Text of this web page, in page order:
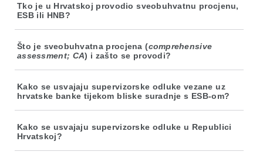
Tko je u Hrvatskoj provodio sveobuhvatnu procjenu,
ESB ili HNB?
Što je sveobuhvatna procjena (comprehensive
assessment; CA) i zašto se provodi?
Kako se usvajaju supervizorske odluke vezane uz
hrvatske banke tijekom bliske suradnje s ESB-om?
Kako se usvajaju supervizorske odluke u Republici
Hrvatskoj?